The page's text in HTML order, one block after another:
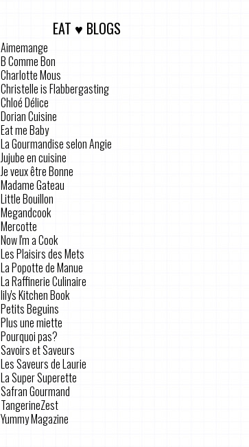
EAT ♥ BLOGS
Aimemange
B Comme Bon
Charlotte Mous
Christelle is Flabbergasting
Chloé Délice
Dorian Cuisine
Eat me Baby
La Gourmandise selon Angie
Jujube en cuisine
Je veux être Bonne
Madame Gateau
Little Bouillon
Megandcook
Mercotte
Now I'm a Cook
Les Plaisirs des Mets
La Popotte de Manue
La Raffinerie Culinaire
lily's Kitchen Book
Petits Beguins
Plus une miette
Pourquoi pas?
Savoirs et Saveurs
Les Saveurs de Laurie
La Super Superette
Safran Gourmand
TangerineZest
Yummy Magazine